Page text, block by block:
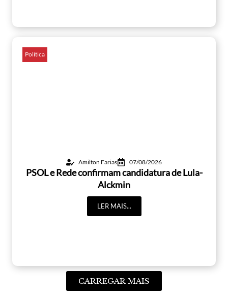
Política
Amilton Farias 07/08/2026
PSOL e Rede confirmam candidatura de Lula-
Alckmin
LER MAIS...
CARREGAR MAIS